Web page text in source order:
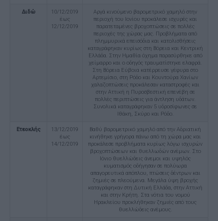
Διδώ
10/12/2019
έως
12/12/2019
Αργά κινούμενο βαρομετρικό χαμηλό στην
περιοχή του Ιονίου προκάλεσε ισχυρές και
παρατεταμένες βροχοπτώσεις σε πολλές
περιοχές της χώρας μας. Προβλήματα από
πλημμυρικά επεισόδια και κατολισθήσεις
καταγράφηκαν κυρίως στη Βόρεια και Κεντρική
Ελλάδα. Στην Ημαθία όχημα παρασύρθηκε από
χείμαρρο και ο οδηγός τραυματίστηκε ελαφρά.
Στη Βόρεια Εύβοια κατέρρευσε γέφυρα στο
Αρτεμίσιο, στη Ρόδο και Κουντούρα Χανίων
χαλαζοπτώσεις προκάλεσαν καταστροφές και
στην Αττική η Πυροσβεστική επενέβη σε
πολλές περιπτώσεις για άντληση υδάτων.
Συνολικά καταγράφηκαν 5 υδροσίφωνες σε
Ιθάκη, Σκύρο και Ρόδο.
Ετεοκλής
13/12/2019
έως
14/12/2019
Βαθύ βαρομετρικό χαμηλό από την Αδριατική
κινήθηκε γρήγορα πάνω από τη χώρα μας και
προκάλεσε προβλήματα κυρίως λόγω ισχυρών
βροχοπτώσεων και θυελλωδών ανέμων. Στο
Ιόνιο θυελλώδεις άνεμοι και υψηλός
κυματισμός οδήγησαν σε πολύωρα
απαγορευτικά απόπλου, πτώσεις δέντρων και
ζημιές σε πλεούμενα. Μεγάλα ύψη βροχής
καταγράφηκαν στη Δυτική Ελλάδα, στην Αττική
και στην Κρήτη. Στα νότια του νομού
Ηρακλείου προκλήθηκαν ζημιές από τους
θυελλώδεις ανέμους.